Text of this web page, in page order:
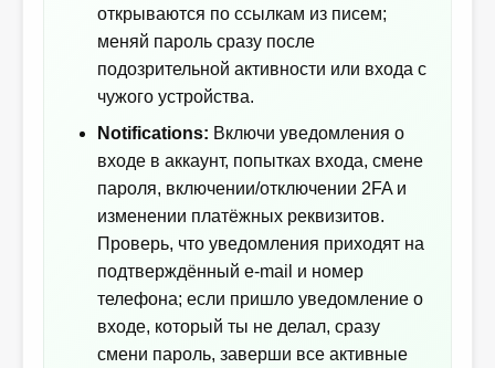
открываются по ссылкам из писем;
меняй пароль сразу после
подозрительной активности или входа с
чужого устройства.
Notifications: Включи уведомления о
входе в аккаунт, попытках входа, смене
пароля, включении/отключении 2FA и
изменении платёжных реквизитов.
Проверь, что уведомления приходят на
подтверждённый e-mail и номер
телефона; если пришло уведомление о
входе, который ты не делал, сразу
смени пароль, заверши все активные